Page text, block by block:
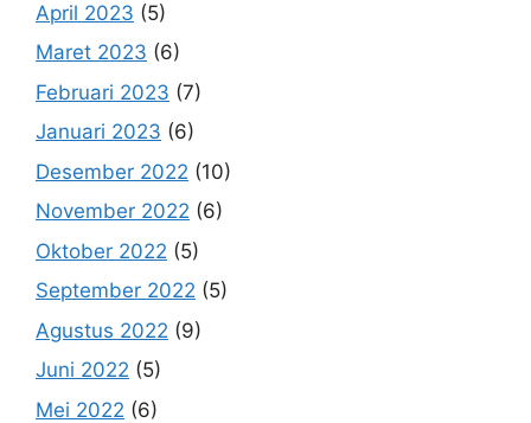
April 2023 (5)
Maret 2023 (6)
Februari 2023 (7)
Januari 2023 (6)
Desember 2022 (10)
November 2022 (6)
Oktober 2022 (5)
September 2022 (5)
Agustus 2022 (9)
Juni 2022 (5)
Mei 2022 (6)